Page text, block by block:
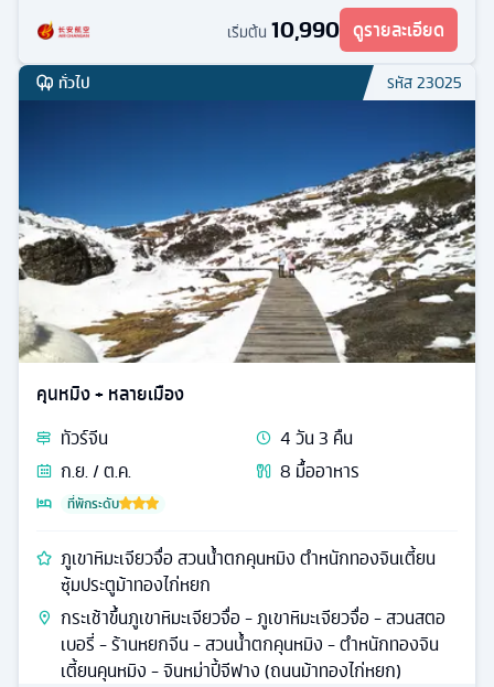
เริ่มต้น 10,990 ดูรายละเอียด
ทั่วไป รหัส23025
คุนหมิง + หลายเมือง
ทัวร์จีน 4วัน3 คืน
ก.ย. / ต.ค.
8 มื้ออาหาร
ที่พักระดับ
ภูเขาหิมะเจียวจื่อ สวนน้ำตกคุนหมิง ตำหนักทองจินเตี้ยน
ซุ้มประตูม้าทองไก่หยก
กระเช้าขึ้นภูเขาหิมะเจียวจื่อ - ภูเขาหิมะเจียวจื่อ - สวนสตอ
เบอรี่ - ร้านหยกจีน - สวนน้ำตกคุนหมิง - ตำหนักทองจิน
เตี้ยนคุนหมิง - จินหม่าปี้จีฟาง (ถนนม้าทองไก่หยก)